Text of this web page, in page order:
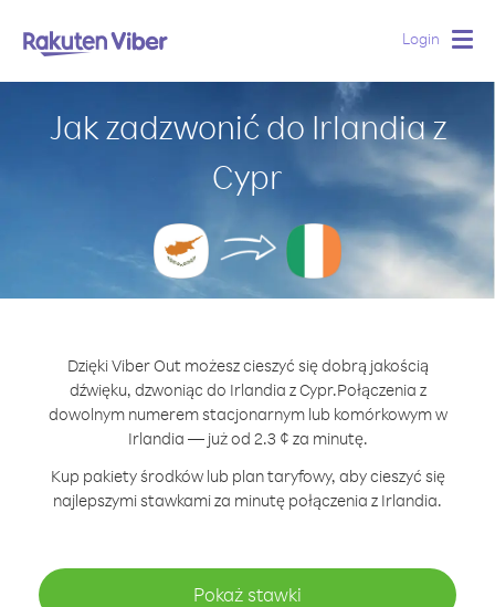
Login
Jak zadzwonić do Irlandia z
Cypr
Dzięki Viber Out możesz cieszyć się dobrą jakością
dźwięku, dzwoniąc do Irlandia z Cypr.Połączenia z
dowolnym numerem stacjonarnym lub komórkowym w
Irlandia — już od 2.3 ¢ za minutę.
Kup pakiety środków lub plan taryfowy, aby cieszyć się
najlepszymi stawkami za minutę połączenia z Irlandia.
Pokaż stawki